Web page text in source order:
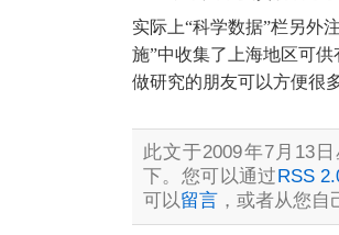
实际上“科学数据”栏另外
施”中收集了上海地区可供
做研究的朋友可以方便很
此文于2009年7月13
下。您可以通过RSS
可以留言 ，或者从您自